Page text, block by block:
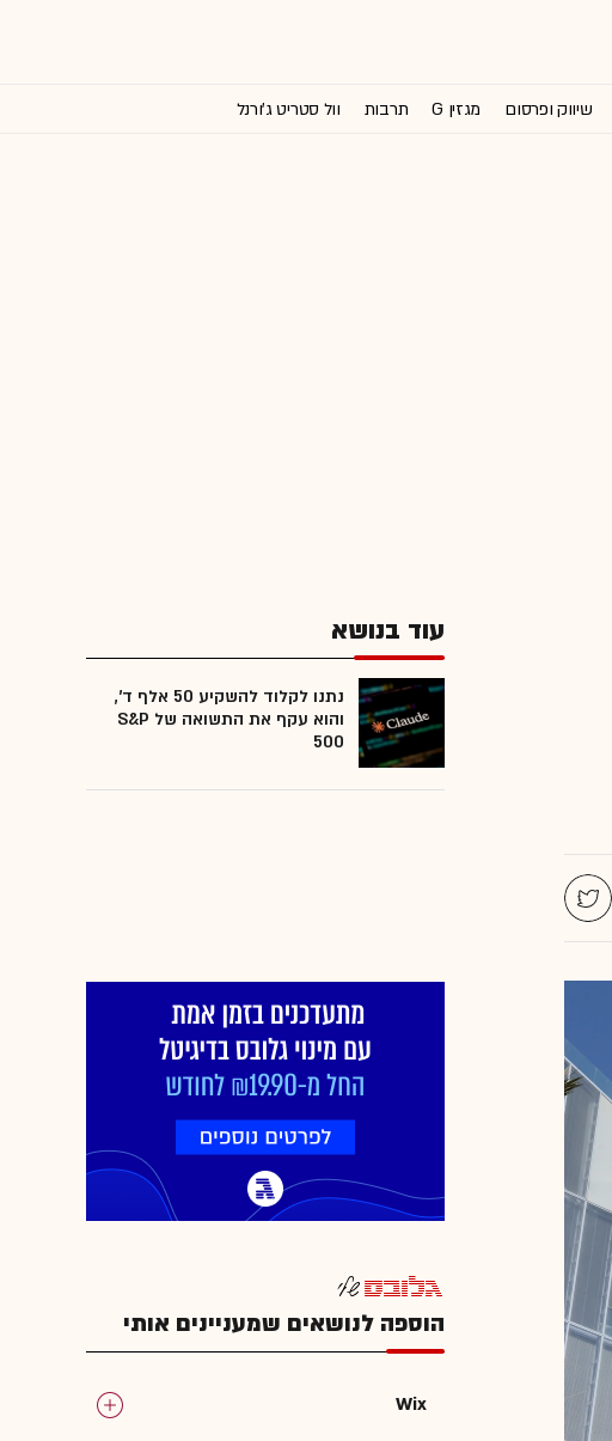
שיווק ופרסום מגזין G תרבות וול סטריט ג'ורנל
עוד בנושא
נתנו לקלוד להשקיע 50 אלף ד',
והוא עקף את התשואה של S&P
500
הוספה לנושאים שמעניינים אותי
Wix